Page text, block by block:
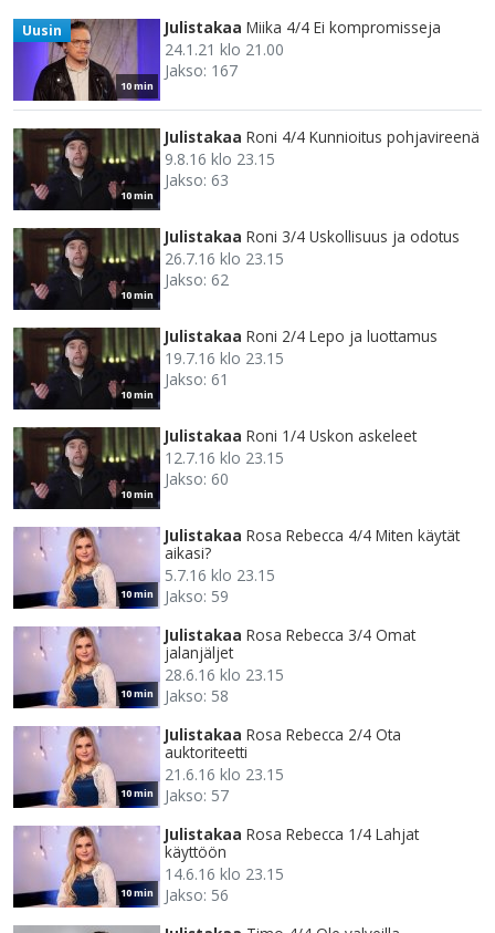
10 min
Uusin Julistakaa Miika 4/4 Ei kompromisseja
24.1.21 klo 21.00
Jakso: 167
10 min
Julistakaa Roni 4/4 Kunnioitus pohjavireenä
9.8.16 klo 23.15
Jakso: 63
10 min
Julistakaa Roni 3/4 Uskollisuus ja odotus
26.7.16 klo 23.15
Jakso: 62
10 min
Julistakaa Roni 2/4 Lepo ja luottamus
19.7.16 klo 23.15
Jakso: 61
10 min
Julistakaa Roni 1/4 Uskon askeleet
12.7.16 klo 23.15
Jakso: 60
10 min
Julistakaa Rosa Rebecca 4/4 Miten käytät
aikasi?
5.7.16 klo 23.15
Jakso: 59
10 min
Julistakaa Rosa Rebecca 3/4 Omat
jalanjäljet
28.6.16 klo 23.15
Jakso: 58
10 min
Julistakaa Rosa Rebecca 2/4 Ota
auktoriteetti
21.6.16 klo 23.15
Jakso: 57
10 min
Julistakaa Rosa Rebecca 1/4 Lahjat
käyttöön
14.6.16 klo 23.15
Jakso: 56